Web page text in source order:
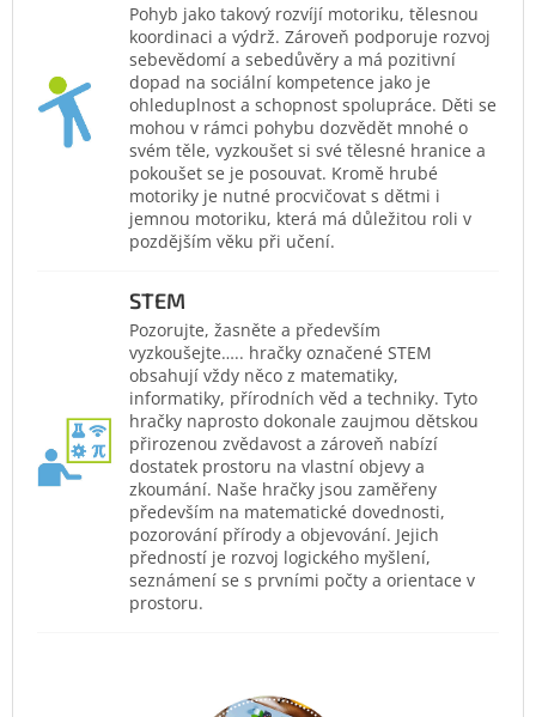
Pohyb jako takový rozvíjí motoriku, tělesnou
koordinaci a výdrž. Zároveň podporuje rozvoj
sebevědomí a sebedůvěry a má pozitivní
dopad na sociální kompetence jako je
ohleduplnost a schopnost spolupráce. Děti se
mohou v rámci pohybu dozvědět mnohé o
svém těle, vyzkoušet si své tělesné hranice a
pokoušet se je posouvat. Kromě hrubé
motoriky je nutné procvičovat s dětmi i
jemnou motoriku, která má důležitou roli v
pozdějším věku při učení.
STEM
Pozorujte, žasněte a především
vyzkoušejte….. hračky označené STEM
obsahují vždy něco z matematiky,
informatiky, přírodních věd a techniky. Tyto
hračky naprosto dokonale zaujmou dětskou
přirozenou zvědavost a zároveň nabízí
dostatek prostoru na vlastní objevy a
zkoumání. Naše hračky jsou zaměřeny
především na matematické dovednosti,
pozorování přírody a objevování. Jejich
předností je rozvoj logického myšlení,
seznámení se s prvními počty a orientace v
prostoru.